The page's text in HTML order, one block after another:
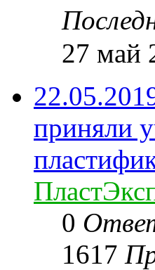
27 май
приняли
0
1617